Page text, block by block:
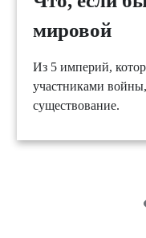
мировой
Из 5 империй,
участниками
существование.